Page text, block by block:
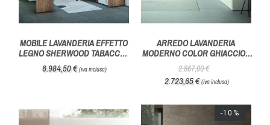
MOBILE LAVANDERIA EFFETTO
LEGNO SHERWOOD TABACCO -
HAFRO GEROMIN
6.984,50 €(iva inclusa)
ARREDO LAVANDERIA
MODERNO COLOR GHIACCIO -
HAFRO GEROMIN
2.867,00 €
2.723,65 €(iva inclusa)
-10%